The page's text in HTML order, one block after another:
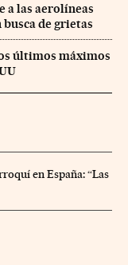
a las aerolíneas
busca de grietas
últimos máximos
en España: “Las